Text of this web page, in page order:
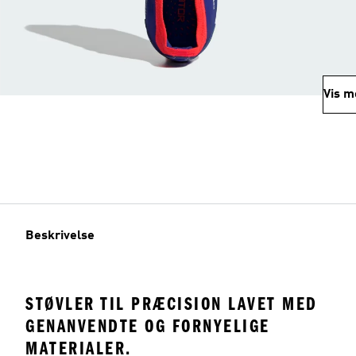
Vis
Beskrivelse
STØVLER TIL PRÆCISION LAVET MED
GENANVENDTE OG FORNYELIGE
MATERIALER.